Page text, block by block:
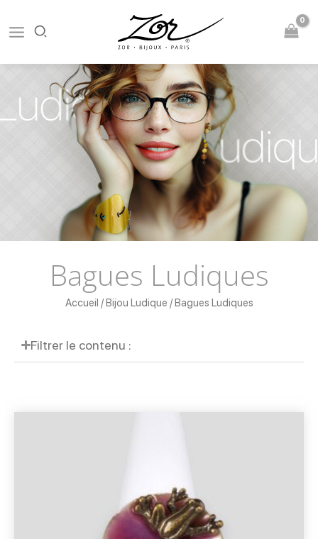
au
contenu
Bagues Ludiques
Accueil /Bijou Ludique / Bagues Ludiques
Filtrer le contenu :